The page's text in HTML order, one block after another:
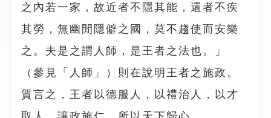
之內若一家，故近者不隱其能，還者不疾
其勞，無幽閒隱僻之國，莫不趨使而安樂
之。夫是之謂人師，是王者之法也。」
（參見「人師」）則在說明王者之施政。
質言之，王者以德服人，以禮治人，以才